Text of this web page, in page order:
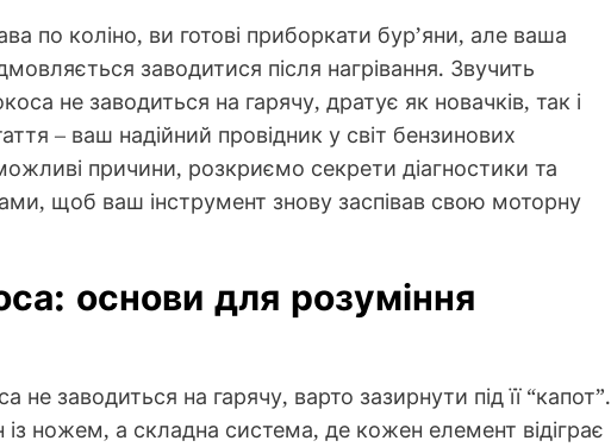
по коліно, ви готові приборкати бур’яни, але ваша
заводитися після нагрівання. Звучить
не заводиться на гарячу, дратує як новачків, так і
– ваш надійний провідник у світ бензинових
причини, розкриємо секрети діагностики та
щоб ваш інструмент знову заспівав свою моторну
основи для розуміння
заводиться на гарячу, варто зазирнути під її “капот”.
ножем, а складна система, де кожен елемент відіграє